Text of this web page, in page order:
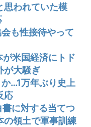
思われていた模
も性接待やって
米国経済にトド
が大騒ぎ
…1万年ぶり史上
応
に対する当てつ
の領土で軍事訓練